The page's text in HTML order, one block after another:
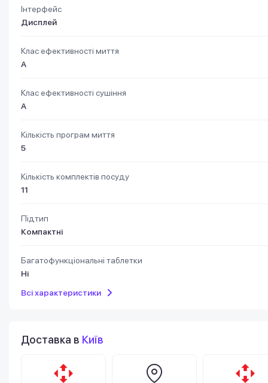
Інтерфейс
Дисплей
Клас ефективності миття
A
Клас ефективності сушіння
A
Кількість програм миття
5
Кількість комплектів посуду
11
Підтип
Компактні
Багатофункціональні таблетки
Ні
Всі характеристики
Доставка в Київ